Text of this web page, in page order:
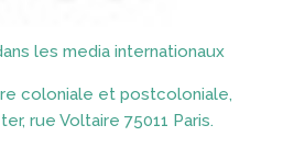
les media internationaux
coloniale et postcoloniale,
rue Voltaire 75011 Paris.